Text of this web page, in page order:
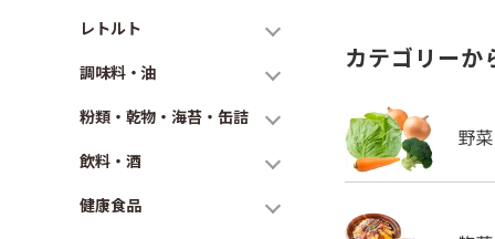
レトルト
調味料・油
粉類・乾物・海苔・缶詰
飲料・酒
健康食品
カテゴリーか